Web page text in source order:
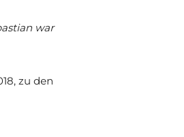
war
zu den